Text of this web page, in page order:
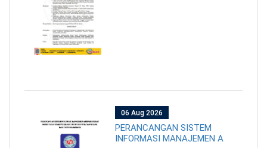
06 Aug 2026
PERANCANGAN SISTEM
INFORMASI MANAJEMEN A